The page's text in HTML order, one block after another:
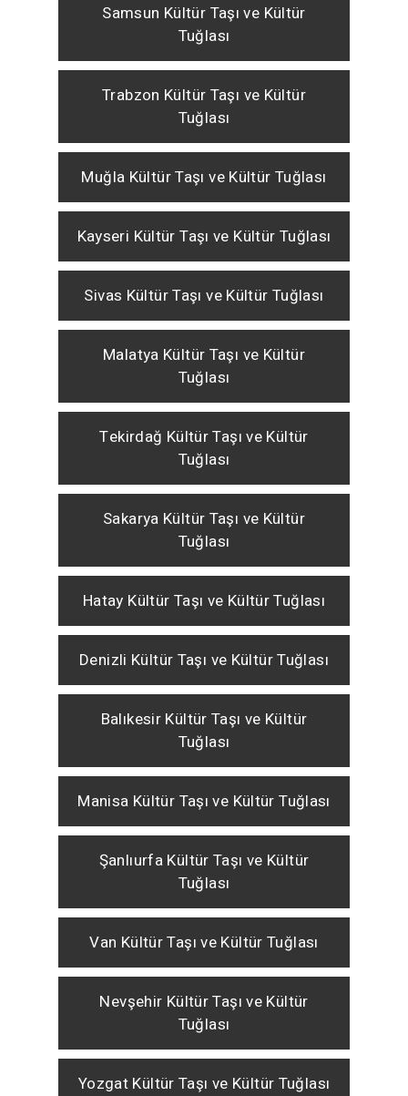
Samsun Kültür Taşı ve Kültür
Tuğlası
Trabzon Kültür Taşı ve Kültür
Tuğlası
Muğla Kültür Taşı ve Kültür Tuğlası
Kayseri Kültür Taşı ve Kültür Tuğlası
Sivas Kültür Taşı ve Kültür Tuğlası
Malatya Kültür Taşı ve Kültür
Tuğlası
Tekirdağ Kültür Taşı ve Kültür
Tuğlası
Sakarya Kültür Taşı ve Kültür
Tuğlası
Hatay Kültür Taşı ve Kültür Tuğlası
Denizli Kültür Taşı ve Kültür Tuğlası
Balıkesir Kültür Taşı ve Kültür
Tuğlası
Manisa Kültür Taşı ve Kültür Tuğlası
Şanlıurfa Kültür Taşı ve Kültür
Tuğlası
Van Kültür Taşı ve Kültür Tuğlası
Nevşehir Kültür Taşı ve Kültür
Tuğlası
Yozgat Kültür Taşı ve Kültür Tuğlası